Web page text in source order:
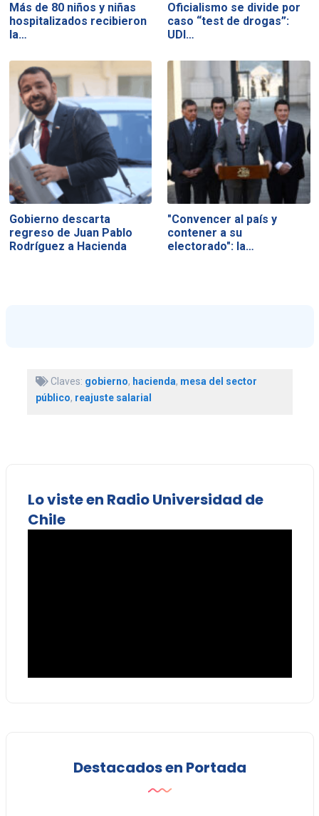
Más de 80 niños y niñas
hospitalizados recibieron
la…
Oficialismo se divide por
caso “test de drogas”:
UDI…
Gobierno descarta
regreso de Juan Pablo
Rodríguez a Hacienda
"Convencer al país y
contener a su
electorado": la…
Claves: gobierno, hacienda, mesa del sector
público, reajuste salarial
Lo viste en Radio Universidad de
Chile
Destacados en Portada